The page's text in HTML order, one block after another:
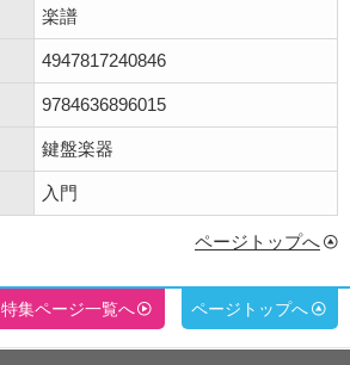
楽譜
4947817240846
9784636896015
鍵盤楽器
入門
ページトップへ
特集ページ一覧へ ページトップへ